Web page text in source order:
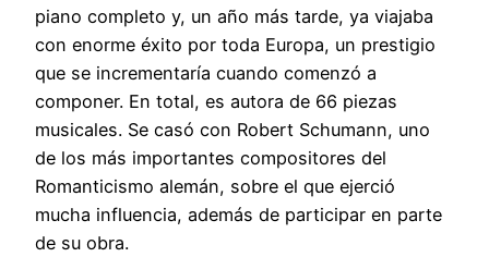
piano completo y, un año más tarde, ya viajaba
con enorme éxito por toda Europa, un prestigio
que se incrementaría cuando comenzó a
componer. En total, es autora de 66 piezas
musicales. Se casó con Robert Schumann, uno
de los más importantes compositores del
Romanticismo alemán, sobre el que ejerció
mucha influencia, además de participar en parte
de su obra.